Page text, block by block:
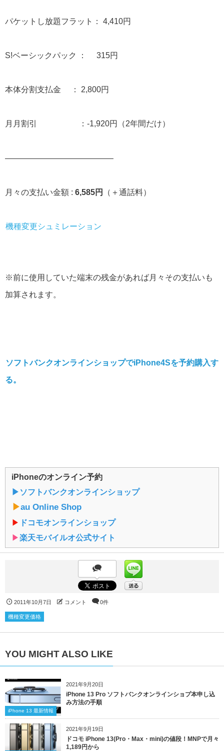
パケットし放題フラット： 4,410円
S!ベーシックパック ： 315円
本体分割支払金 ： 2,800円
月月割引 ：-1,920円（2年間だけ）
—————————————–
月々の支払い金額 : 6,585円 （＋通話料）
機種変更シュミレーション
※前に使用していた端末の残金があれば月々その支払いも
加算されます。
ソフトバンクオンラインショップでiPhone4Sを予約購入す
る。
iPhoneのオンライン予約
▶︎ソフトバンクオンラインショップ
▶︎au Online Shop
▶︎ ドコモオンラインショップ
▶︎楽天モバイルオ公式サイト
2011年10月7日 コメント 0件
機種変更価格
YOU MIGHT ALSO LIKE
2021年9月20日
iPhone 13 最新情報
iPhone 13 Pro ソフトバンクオンラインショプ本申し込
み方法の手順
2021年9月19日
ドコモ iPhone 13(Pro・Max・mini)の値段！MNPで月々
1,189円から